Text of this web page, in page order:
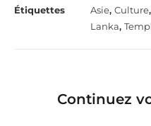
Étiquettes
Asie, Culture,
Lanka,
Continuez